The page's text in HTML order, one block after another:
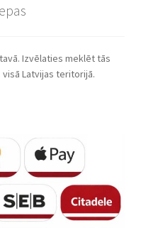
Izvēlaties meklēt tās
Latvijas teritorijā.